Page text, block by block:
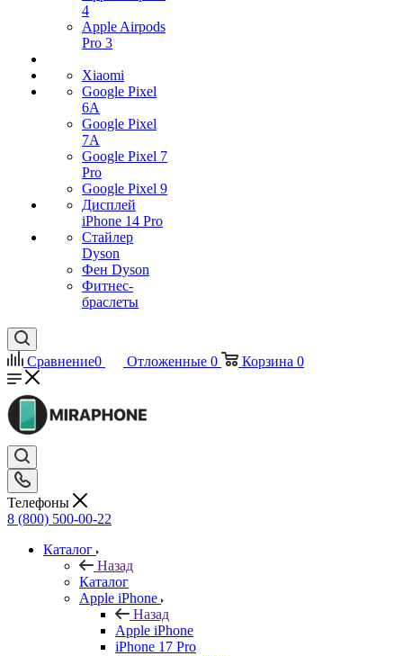
4
Apple Airpods
Pro 3
Xiaomi
Google Pixel
6A
Google Pixel
7А
Google Pixel 7
Pro
Google Pixel 9
Дисплей
iPhone 14 Pro
Стайлер
Dyson
Фен Dyson
Фитнес-
браслеты
Сравнение0 Отложенные 0 Корзина 0
Телефоны
8 (800) 500-00-22
Каталог
Назад
Каталог
Apple iPhone
Назад
Apple iPhone
iPhone 17 Pro